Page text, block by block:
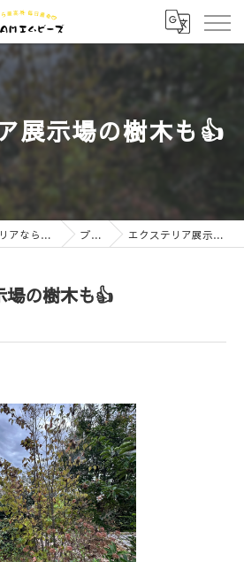
展示場の樹木も👍
静岡県浜松のエクステリアなら有限会社エムビーズ ブログ エクステリア展示場の樹木も👍
場の樹木も👍